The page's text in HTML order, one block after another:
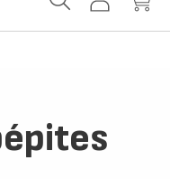
MonMon